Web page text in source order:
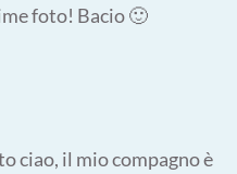
foto! Bacio 🙂
ciao, il mio compagno è